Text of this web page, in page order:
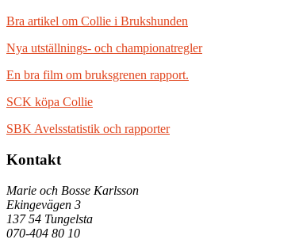
Bra artikel om Collie i Brukshunden
Nya utställnings- och championatregler
En bra film om bruksgrenen rapport.
SCK köpa Collie
SBK Avelsstatistik och rapporter
Kontakt
Marie och Bosse Karlsson
Ekingevägen 3
137 54 Tungelsta
070-404 80 10